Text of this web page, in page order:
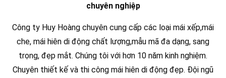
chuyên nghiệp
Công ty Huy Hoàng chuyên cung cấp các loại mái xếp,mái
che, mái hiên di động chất lượng,mẫu mã đa dạng, sang
trọng, đẹp mắt. Chúng tôi với hơn 10 năm kinh nghiệm.
Chuyên thiết kế và thi công mái hiên di động đẹp. Đội ngũ